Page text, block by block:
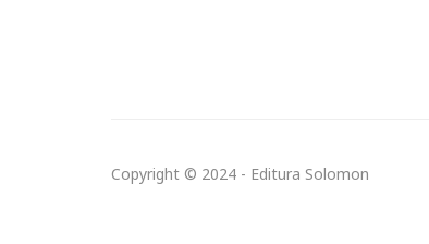
Copyright © 2024 - Editura Solomon